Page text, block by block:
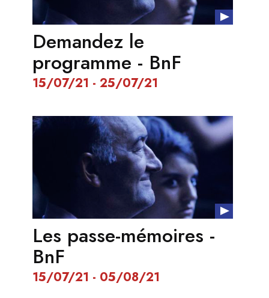
Demandez le
programme - BnF
15/07/21 - 25/07/21
Les passe-mémoires -
BnF
15/07/21 - 05/08/21